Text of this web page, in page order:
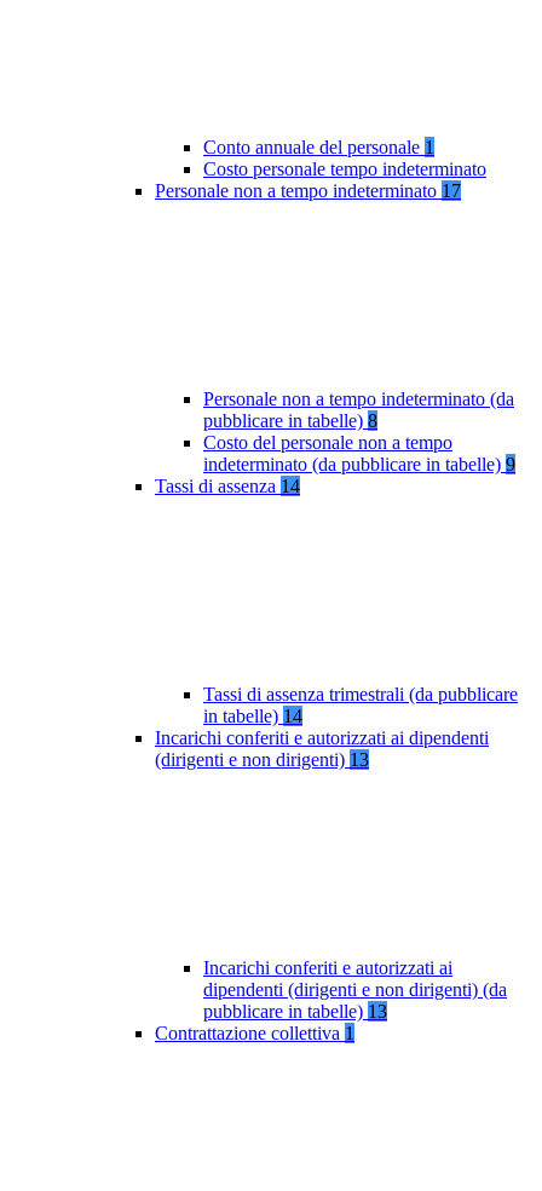
Conto annuale del personale 1
Costo personale tempo indeterminato
Personale non a tempo indeterminato 17
Personale non a tempo indeterminato (da
pubblicare in tabelle) 8
Costo del personale non a tempo
indeterminato (da pubblicare in tabelle) 9
Tassi di assenza 14
Tassi di assenza trimestrali (da pubblicare
in tabelle) 14
Incarichi conferiti e autorizzati ai dipendenti
(dirigenti e non dirigenti) 13
Incarichi conferiti e autorizzati ai
dipendenti (dirigenti e non dirigenti) (da
pubblicare in tabelle) 13
Contrattazione collettiva 1